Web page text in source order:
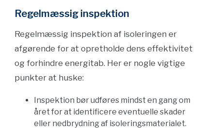
Regelmæssig inspektion
Regelmæssig inspektion af isoleringen er
afgørende for at opretholde dens effektivitet
og forhindre energitab. Her er nogle vigtige
punkter at huske:
Inspektion bør udføres mindst en gang om
året for at identificere eventuelle skader
eller nedbrydning af isoleringsmaterialet.